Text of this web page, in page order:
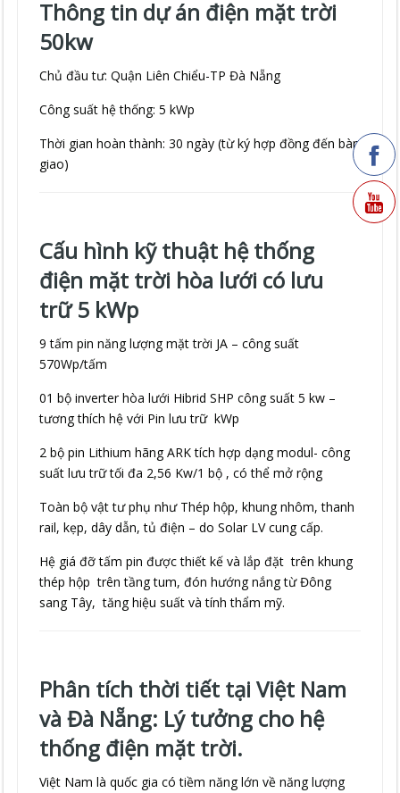
Thông tin dự án điện mặt trời
50kw
Chủ đầu tư: Quận Liên Chiểu-TP Đà Nẵng
Công suất hệ thống: 5 kWp
Thời gian hoàn thành: 30 ngày (từ ký hợp đồng đến bàn
giao)
Cấu hình kỹ thuật hệ thống
điện mặt trời hòa lưới có lưu
trữ 5 kWp
9 tấm pin năng lượng mặt trời JA – công suất
570Wp/tấm
01 bộ inverter hòa lưới Hibrid SHP công suất 5 kw –
tương thích hệ với Pin lưu trữ kWp
2 bộ pin Lithium hãng ARK tích hợp dạng modul- công
suất lưu trữ tối đa 2,56 Kw/1 bộ , có thể mở rộng
Toàn bộ vật tư phụ như Thép hộp, khung nhôm, thanh
rail, kẹp, dây dẫn, tủ điện – do Solar LV cung cấp.
Hệ giá đỡ tấm pin được thiết kế và lắp đặt trên khung
thép hộp trên tầng tum, đón hướng nắng từ Đông
sang Tây, tăng hiệu suất và tính thẩm mỹ.
Phân tích thời tiết tại Việt Nam
và Đà Nẵng: Lý tưởng cho hệ
thống điện mặt trời.
Việt Nam là quốc gia có tiềm năng lớn về năng lượng